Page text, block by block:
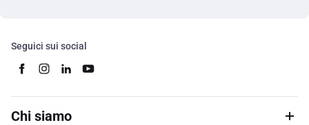
Seguici sui social
Chi siamo